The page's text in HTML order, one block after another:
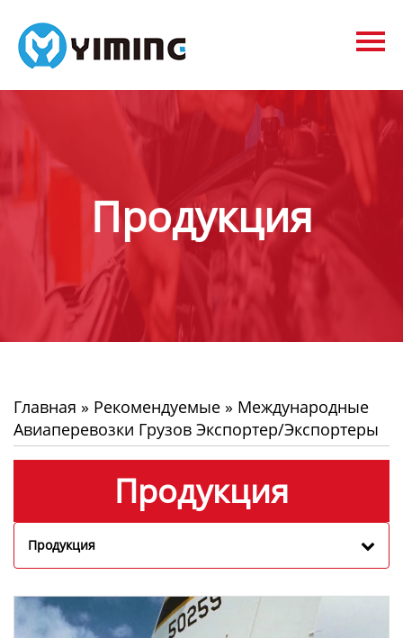
Tags
видео
О нас
Продукция
Главная » Рекомендуемые » Международные
Авиаперевозки Грузов Экспортер/экспортеры
Продукция
Продукция